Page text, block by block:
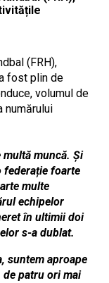
(FRH),
fost plin de
volumul de
numărului
muncă. Și
federație foarte
multe
echipelor
în ultimii doi
s-a dublat.
suntem aproape
de patru ori mai